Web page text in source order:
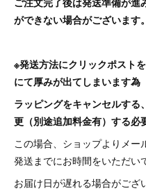
ができない場合がございます。
※発送方法にクリックポスト
にて厚みが出てしまいます為
ラッピングをキャンセルす
更（別途追加料金有）する必
この場合、ショップよりメ
発送までにお時間をいただい
お届け日が遅れる場合がござ